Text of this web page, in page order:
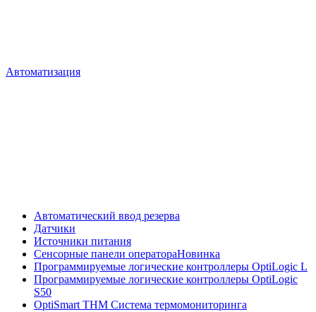
Автоматизация
Автоматический ввод резерва
Датчики
Источники питания
Сенсорные панели оператораНовинка
Программируемые логические контроллеры OptiLogic L
Программируемые логические контроллеры OptiLogic
S50
OptiSmart THM Система термомониторинга